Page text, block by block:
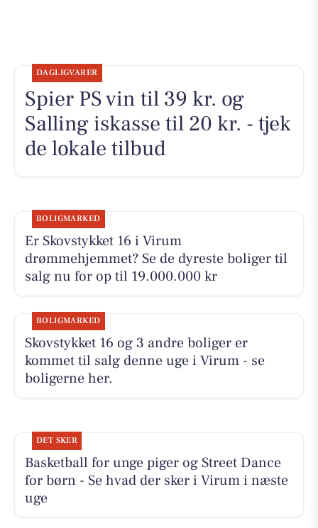
DAGLIGVARER
Spier PS vin til 39 kr. og
Salling iskasse til 20 kr. - tjek
de lokale tilbud
BOLIGMARKED
Er Skovstykket 16 i Virum
drømmehjemmet? Se de dyreste boliger til
salg nu for op til 19.000.000 kr
BOLIGMARKED
Skovstykket 16 og 3 andre boliger er
kommet til salg denne uge i Virum - se
boligerne her.
DET SKER
Basketball for unge piger og Street Dance
for børn - Se hvad der sker i Virum i næste
uge